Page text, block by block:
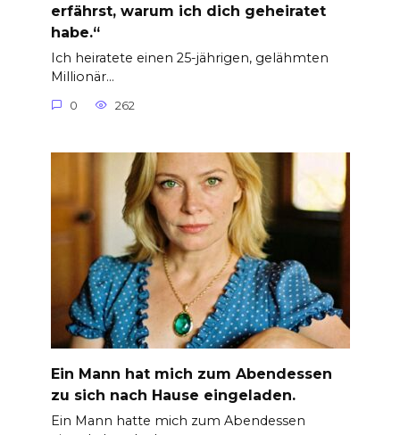
erfährst, warum ich dich geheiratet
habe.“
Ich heiratete einen 25-jährigen, gelähmten
Millionär…
0 262
Ein Mann hat mich zum Abendessen
zu sich nach Hause eingeladen.
Ein Mann hatte mich zum Abendessen